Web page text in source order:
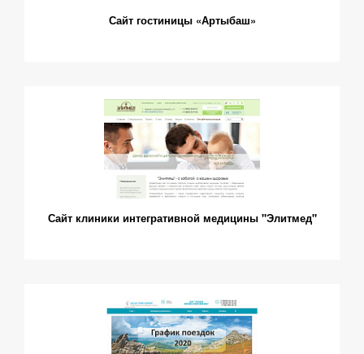
Сайт гостиницы «Артыбаш»
Сайт клиники интегративной медицины "Элитмед"